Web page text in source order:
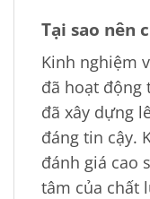
Tại sao nên
Kinh nghiệm
đã hoạt động
đã xây dựng
đáng tin cậy.
đánh giá cao
tâm của chất